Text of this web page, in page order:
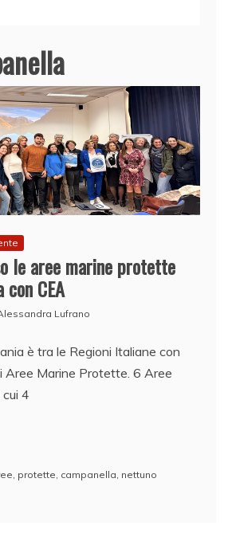
le aree marine protette
CEA
Lufrano
è tra le Regioni Italiane con
Aree Marine Protette. 6 Aree
4
, protette, campanella, nettuno